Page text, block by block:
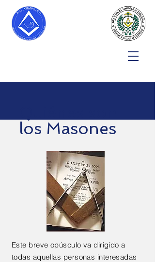
los Masones
Este breve opúsculo va dirigido a
todas aquellas personas interesadas